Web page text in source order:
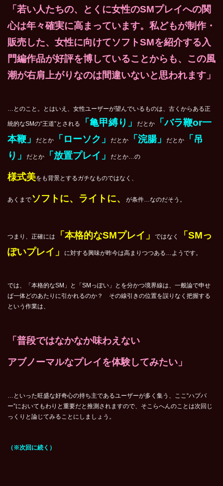
「若い人たちの、とくに女性のSMプレイへの関
心は年々確実に高まっています。私どもが制作・
販売した、女性に向けてソフトSMを紹介する入
門編作品が好評を博していることからも、この風
潮が右肩上がりなのは間違いないと思われます」
…とのこと。とはいえ、女性ユーザーが望んでいるものは、古くからある正
統的なSMの“王道”とされる 「亀甲縛り」 だとか
「バラ鞭or一
本鞭」
だとか 「ローソク」 だとか 「浣腸」 だとか
「吊
り」
だとか 「放置プレイ」 だとか…の
様式美をも背景とするガチなものではなく、
あくまでソフトに、ライトに、 が条件…なのだそう。
つまり、正確には 「本格的なSMプレイ」 ではなく
「SMっ
ぽいプレイ」
に対する興味が昨今は高まりつつある…ようです。
では、「本格的なSM」と「SMっぽい」とを分かつ境界線は、一般論で申せ
ば一体どのあたりに引かれるのか？ その線引きの位置を誤りなく把握する
という作業は、
「普段ではなかなか味わえない
アブノーマルなプレイを体験してみたい」
…といった旺盛な好奇心の持ち主であるユーザーが多く集う、ここ“ハプバ
ー”においてもわりと重要だと推測されますので、そこらへんのことは次回じ
っくりと論じてみることにしましょう。
（※次回に続く）